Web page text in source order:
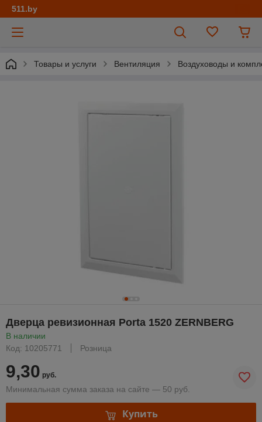
511.by
Товары и услуги Вентиляция Воздуховоды и
Дверца ревизионная Porta 1520 ZERNBERG
В наличии
Код: 10205771
Розница
9,30 руб.
Минимальная сумма заказа на сайте — 50 руб.
Купить